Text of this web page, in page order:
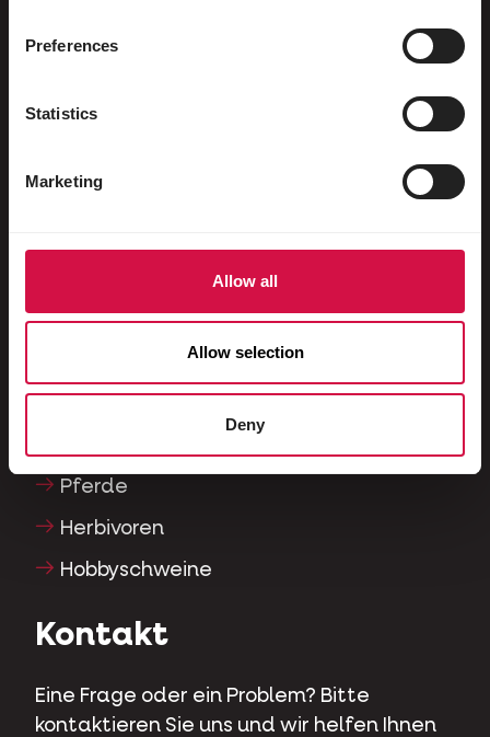
Preferences
Statistics
Marketing
Allow all
Allow selection
Deny
Rassetauben
Kaninchen
Reptilien
Pferde
Herbivoren
Hobbyschweine
Kontakt
Eine Frage oder ein Problem? Bitte
kontaktieren Sie uns und wir helfen Ihnen